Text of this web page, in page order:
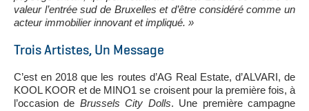
valeur l’entrée sud de Bruxelles et d’être considéré comme un
acteur immobilier innovant et impliqué. »
Trois Artistes, Un Message
C’est en 2018 que les routes d’AG Real Estate, d’ALVARI, de
KOOL KOOR et de MINO1 se croisent pour la première fois, à
l’occasion de Brussels City Dolls. Une première campagne